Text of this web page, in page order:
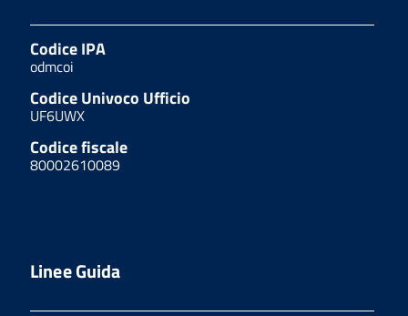
Codice IPA
odmcoi
Codice Univoco Ufficio
UF6UWX
Codice fiscale
80002610089
Linee Guida